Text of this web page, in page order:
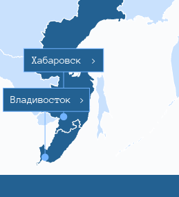
Хабаровск >
Владивосток >